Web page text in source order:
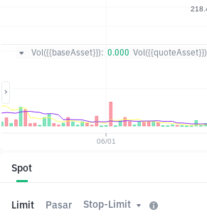
Vol({{baseAsset}}): 0.000 Vol({{quoteAsset}})
Spot
Limit Pasar Stop-Limit